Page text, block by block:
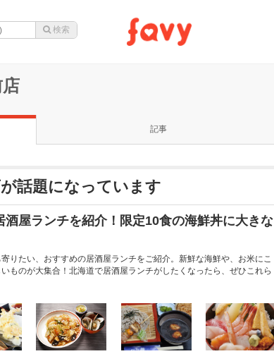
記事
話題になっています
酒屋ランチを紹介！限定10食の海鮮丼に大きな
りたい、おすすめの居酒屋ランチをご紹介。新鮮な海鮮や、お米にこ
ものが大集合！北海道で居酒屋ランチがしたくなったら、ぜひこれら